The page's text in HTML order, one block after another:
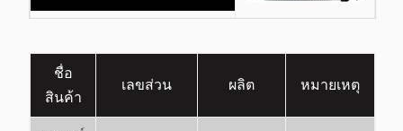
MP C2004 C2504
ชื่อ
สินค้า
เลขส่วน ผลิต หมายเหตุ